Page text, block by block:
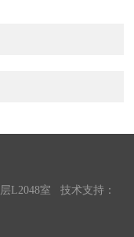
L2048室 技术支持：